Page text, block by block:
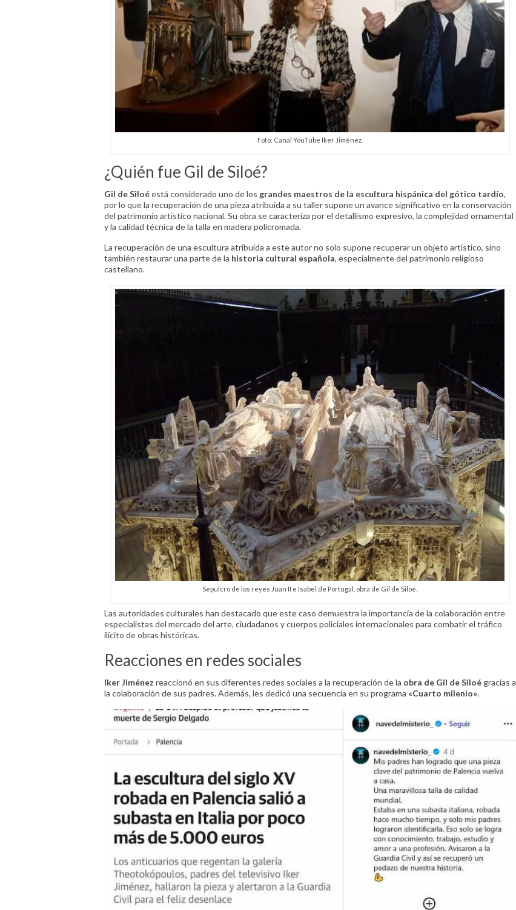
Foto: Canal YouTube Iker Jiménez.
¿Quién fue Gil de Siloé?
Gil de Siloéestá considerado uno de los grandes maestros de la escultura hispánica del gótico tardío,
por lo que la recuperación de una pieza atribuida a su taller supone un avance significativo en la conservación
del patrimonio artístico nacional. Su obra se caracteriza por el detallismo expresivo, la complejidad ornamental
y la calidad técnica de la talla en madera policromada.
La recuperación de una escultura atribuida a este autor no solo supone recuperar un objeto artístico, sino
también restaurar una parte de la historia cultural española, especialmente del patrimonio religioso
castellano.
Sepulcro de los reyes Juan II e Isabel de Portugal, obra de Gil de Siloé.
Las autoridades culturales han destacado que este caso demuestra la importancia de la colaboración entre
especialistas del mercado del arte, ciudadanos y cuerpos policiales internacionales para combatir el tráfico
ilícito de obras históricas.
Reacciones en redes sociales
Iker Jiménez reaccionó en sus diferentes redes sociales a la recuperación de la obra de Gil de Siloé gracias a
la colaboración de sus padres. Además, les dedicó una secuencia en su programa «Cuarto milenio».